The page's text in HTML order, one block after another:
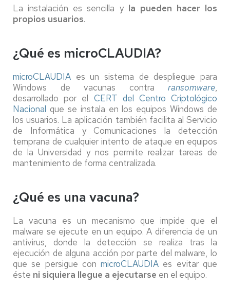
La instalación es sencilla yla pueden hacer los
propios usuarios.
¿Qué es microCLAUDIA?
microCLAUDIA es un sistema de despliegue para
Windows de vacunas contra ransomware,
desarrollado por el CERT del Centro Criptológico
Nacional que se instala en los equipos Windows de
los usuarios. La aplicación también facilita al Servicio
de Informática y Comunicaciones la detección
temprana de cualquier intento de ataque en equipos
de la Universidad y nos permite realizar tareas de
mantenimiento de forma centralizada.
¿Qué es una vacuna?
La vacuna es un mecanismo que impide que el
malware se ejecute en un equipo. A diferencia de un
antivirus, donde la detección se realiza tras la
ejecución de alguna acción por parte del malware, lo
que se persigue conmicroCLAUDIA es evitar que
éste ni siquiera llegue a ejecutarse en el equipo.